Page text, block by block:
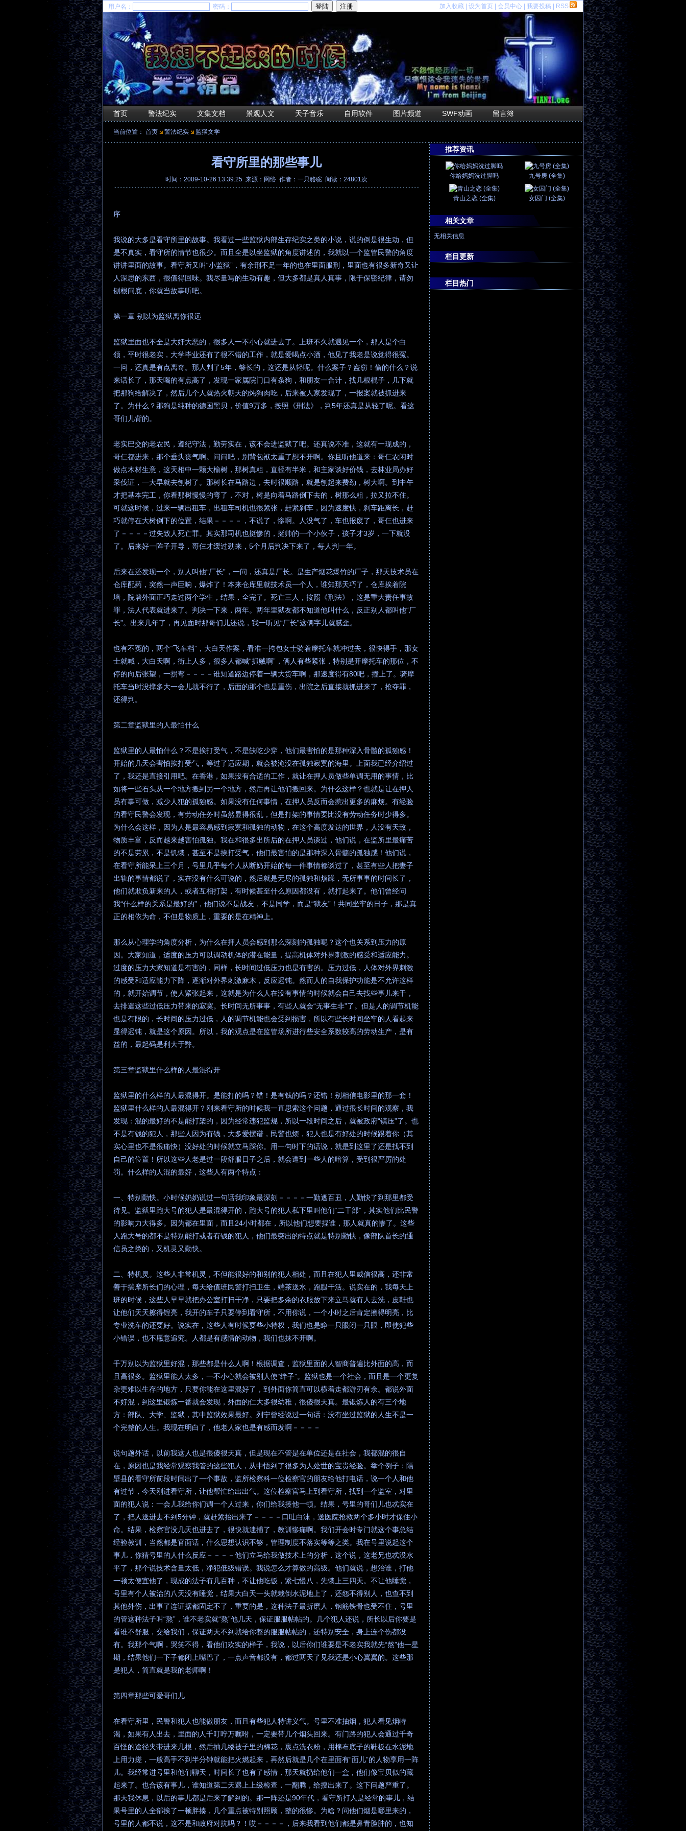
用户名： 密码： 加入收藏 设为首页 会员中心 我要投稿 RSS
首页 警法纪实 文集文档 景观人文 天子音乐 自用软件 图片频道 SWF动画 留言簿
当前位置： 首页 警法纪实 监狱文学
看守所里的那些事儿
时间：2009-10-26 13:39:25 来源： 网络作者：一只骆驼 阅读：24801次
序
我说的大多是看守所里的故事。我看过一些监狱内部生存纪实之类的小说，说的倒是很生动，但
是不真实，看守所的情节也很少。而且全是以坐监狱的角度讲述的，我就以一个监管民警的角度
讲讲里面的故事。看守所又叫“小监狱”，有余刑不足一年的也在里面服刑，里面也有很多新奇又让
人深思的东西，很值得回味。我尽量写的生动有趣，但大多都是真人真事，限于保密纪律，请勿
刨根问底，你就当故事听吧。
第一章 别以为监狱离你很远
监狱里面也不全是大奸大恶的，很多人一不小心就进去了。上班不久就遇见一个，那人是个白
领，平时很老实，大学毕业还有了很不错的工作，就是爱喝点小酒，他见了我老是说觉得很冤。
一问，还真是有点离奇。那人判了5年，够长的，这还是从轻呢。什么案子？盗窃！偷的什么？说
来话长了，那天喝的有点高了，发现一家属院门口有条狗，和朋友一合计，找几根棍子，几下就
把那狗给解决了，然后几个人就热火朝天的炖狗肉吃，后来被人家发现了，一报案就被抓进来
了。为什么？那狗是纯种的德国黑贝，价值9万多，按照《刑法》，判5年还真是从轻了呢。看这
哥们儿背的。
老实巴交的老农民，遵纪守法，勤劳实在，该不会进监狱了吧。还真说不准，这就有一现成的，
哥仨都进来，那个垂头丧气啊。问问吧，别背包袱太重了想不开啊。你且听他道来：哥仨农闲时
做点木材生意，这天相中一颗大榆树，那树真粗，直径有半米，和主家谈好价钱，去林业局办好
采伐证，一大早就去刨树了。那树长在马路边，去时很顺路，就是刨起来费劲，树大啊。到中午
才把基本完工，你看那树慢慢的弯了，不对，树是向着马路倒下去的，树那么粗，拉又拉不住。
可就这时候，过来一辆出租车，出租车司机也很紧张，赶紧刹车，因为速度快，刹车距离长，赶
巧就停在大树倒下的位置，结果－－－－，不说了，惨啊。人没气了，车也报废了，哥仨也进来
了－－－－过失致人死亡罪。其实那司机也挺惨的，挺帅的一个小伙子，孩子才3岁，一下就没
了。后来好一阵子开导，哥仨才缓过劲来，5个月后判决下来了，每人判一年。
后来在还发现一个，别人叫他“厂长”，一问，还真是厂长。是生产烟花爆竹的厂子，那天技术员在
仓库配药，突然一声巨响，爆炸了！本来仓库里就技术员一个人，谁知那天巧了，仓库挨着院
墙，院墙外面正巧走过两个学生，结果，全完了。死亡三人，按照《刑法》，这是重大责任事故
罪，法人代表就进来了。判决一下来，两年。两年里狱友都不知道他叫什么，反正别人都叫他“厂
长”。出来几年了，再见面时那哥们儿还说，我一听见“厂长”这俩字儿就腻歪。
也有不冤的，两个“飞车档”，大白天作案，看准一挎包女士骑着摩托车就冲过去，很快得手，那女
士就喊，大白天啊，街上人多，很多人都喊“抓贼啊”，俩人有些紧张，特别是开摩托车的那位，不
停的向后张望，一拐弯－－－－谁知道路边停着一辆大货车啊，那速度得有80吧，撞上了。骑摩
托车当时没撑多大一会儿就不行了，后面的那个也是重伤，出院之后直接就抓进来了，抢夺罪，
还得判。
第二章监狱里的人最怕什么
监狱里的人最怕什么？不是挨打受气，不是缺吃少穿，他们最害怕的是那种深入骨髓的孤独感！
开始的几天会害怕挨打受气，等过了适应期，就会被淹没在孤独寂寞的海里。上面我已经介绍过
了，我还是直接引用吧。在香港，如果没有合适的工作，就让在押人员做些单调无用的事情，比
如将一些石头从一个地方搬到另一个地方，然后再让他们搬回来。为什么这样？也就是让在押人
员有事可做，减少人犯的孤独感。如果没有任何事情，在押人员反而会惹出更多的麻烦。有经验
的看守民警会发现，有劳动任务时虽然显得很乱，但是打架的事情要比没有劳动任务时少得多。
为什么会这样，因为人是最容易感到寂寞和孤独的动物，在这个高度发达的世界，人没有天敌，
物质丰富，反而越来越害怕孤独。我在和很多出所后的在押人员谈过，他们说，在监所里最痛苦
的不是劳累，不是饥饿，甚至不是挨打受气，他们最害怕的是那种深入骨髓的孤独感！他们说，
在看守所能呆上三个月，号里几乎每个人从断奶开始的每一件事情都谈过了，甚至有些人把妻子
出轨的事情都说了，实在没有什么可说的，然后就是无尽的孤独和烦躁，无所事事的时间长了，
他们就欺负新来的人，或者互相打架，有时候甚至什么原因都没有，就打起来了。他们曾经问
我“什么样的关系是最好的”，他们说不是战友，不是同学，而是“狱友”！共同坐牢的日子，那是真
正的相依为命，不但是物质上，重要的是在精神上。
那么从心理学的角度分析，为什么在押人员会感到那么深刻的孤独呢？这个也关系到压力的原
因。大家知道，适度的压力可以调动机体的潜在能量，提高机体对外界刺激的感受和适应能力。
过度的压力大家知道是有害的，同样，长时间过低压力也是有害的。压力过低，人体对外界刺激
的感受和适应能力下降，逐渐对外界刺激麻木，反应迟钝。然而人的自我保护功能是不允许这样
的，就开始调节，使人紧张起来，这就是为什么人在没有事情的时候就会自己去找些事儿来干，
去排遣这些过低压力带来的寂寞。长时间无所事事，有些人就会“无事生非”了。但是人的调节机能
也是有限的，长时间的压力过低，人的调节机能也会受到损害，所以有些长时间坐牢的人看起来
显得迟钝，就是这个原因。所以，我的观点是在监管场所进行些安全系数较高的劳动生产，是有
益的，最起码是利大于弊。
第三章监狱里什么样的人最混得开
监狱里的什么样的人最混得开。是能打的吗？错！是有钱的吗？还错！别相信电影里的那一套！
监狱里什么样的人最混得开？刚来看守所的时候我一直思索这个问题，通过很长时间的观察，我
发现：混的最好的不是能打架的，因为经常违犯监规，所以一段时间之后，就被政府“镇压”了。也
不是有钱的犯人，那些人因为有钱，大多爱摆谱，民警也烦，犯人也是有好处的时候跟着你（其
实心里也不是很痛快）没好处的时候就立马踩你。用一句时下的话说，就是到这里了还是找不到
自己的位置！所以这些人老是过一段舒服日子之后，就会遭到一些人的暗算，受到很严厉的处
罚。什么样的人混的最好，这些人有两个特点：
一、特别勤快。小时候奶奶说过一句话我印象最深刻－－－－一勤遮百丑，人勤快了到那里都受
待见。监狱里跑大号的犯人是最混得开的，跑大号的犯人私下里叫他们“二干部”，其实他们比民警
的影响力大得多。因为都在里面，而且24小时都在，所以他们想要捏谁，那人就真的惨了。这些
人跑大号的都不是特别能打或者有钱的犯人，他们最突出的特点就是特别勤快，像部队首长的通
信员之类的，又机灵又勤快。
二、特机灵。这些人非常机灵，不但能很好的和别的犯人相处，而且在犯人里威信很高，还非常
善于揣摩所长们的心理，每天给值班民警打扫卫生，端茶送水，跑腿干活。说实在的，我每天上
班的时候，这些人早早就把办公室打扫干净，只要把多余的衣服放下来立马就有人去洗，皮鞋也
让他们天天擦得锃亮，我开的车子只要停到看守所，不用你说，一个小时之后肯定擦得明亮，比
专业洗车的还要好。说实在，这些人有时候耍些小特权，我们也是睁一只眼闭一只眼，即使犯些
小错误，也不愿意追究。人都是有感情的动物，我们也抹不开啊。
千万别以为监狱里好混，那些都是什么人啊！根据调查，监狱里面的人智商普遍比外面的高，而
且高很多。监狱里能人太多，一不小心就会被别人使“绊子”。监狱也是一个社会，而且是一个更复
杂更难以生存的地方，只要你能在这里混好了，到外面你简直可以横着走都游刃有余。都说外面
不好混，到这里锻炼一番就会发现，外面的仁大多很幼稚，很傻很天真。最锻炼人的有三个地
方：部队、大学、监狱，其中监狱效果最好。列宁曾经说过一句话：没有坐过监狱的人生不是一
个完整的人生。我现在明白了，他老人家也是有感而发啊－－－－
说句题外话，以前我这人也是很傻很天真，但是现在不管是在单位还是在社会，我都混的很自
在，原因也是我经常观察我管的这些犯人，从中悟到了很多为人处世的宝贵经验。举个例子：隔
壁县的看守所前段时间出了一个事故，监所检察科一位检察官的朋友给他打电话，说一个人和他
有过节，今天刚进看守所，让他帮忙给出出气。这位检察官马上到看守所，找到一个监室，对里
面的犯人说：一会儿我给你们调一个人过来，你们给我揍他一顿。结果，号里的哥们儿也忒实在
了，把人送进去不到5分钟，就赶紧抬出来了－－－－口吐白沫，送医院抢救两个多小时才保住小
命。结果，检察官没几天也进去了，很快就逮捕了，教训惨痛啊。我们开会时专门就这个事总结
经验教训，当然都是官面话，什么思想认识不够，管理制度不落实等等之类。我在号里说起这个
事儿，你猜号里的人什么反应－－－－他们立马给我做技术上的分析，这个说，这老兄也忒没水
平了，那个说技术含量太低，净犯低级错误。我说怎么才算做的高级。他们就说，想治谁，打他
一顿太便宜他了，现成的法子有几百种，不让他吃饭，紧七慢八，先饿上三四天。不让他睡觉，
号里有个人被治的八天没有睡觉，结果大白天一头就栽倒水泥地上了，还怨不得别人，也查不到
其他外伤，出事了连证据都固定不了，重要的是，这种法子最折磨人，钢筋铁骨也受不住，号里
的管这种法子叫“熬”，谁不老实就“熬”他几天，保证服服帖帖的。几个犯人还说，所长以后你要是
看谁不舒服，交给我们，保证两天不到就给你整的服服帖帖的，还特别安全，身上连个伤都没
有。我那个气啊，哭笑不得，看他们欢实的样子，我说，以后你们谁要是不老实我就先“熬”他一星
期，结果他们一下子都闭上嘴巴了，一点声音都没有，都过两天了见我还是小心翼翼的。这些那
是犯人，简直就是我的老师啊！
第四章那些可爱哥们儿
在看守所里，民警和犯人也能做朋友，而且有些犯人特讲义气。号里不准抽烟，犯人看见烟特
渴，如果有人出去，里面的人千叮咛万嘱咐，一定要带几个烟头回来。有门路的犯人会通过千奇
百怪的途径夹带进来几根，然后抽几缕被子里的棉花，裹点洗衣粉，用棉布底子的鞋板在水泥地
上用力搓，一般高手不到半分钟就能把火燃起来，再然后就是几个在里面有“面儿”的人物享用一阵
儿。我经常进号里和他们聊天，时间长了也有了感情，那天就扔给他们一盒，他们像宝贝似的藏
起来了。也合该有事儿，谁知道第二天遇上上级检查，一翻腾，给搜出来了。这下问题严重了。
那天我休息，以后的事儿都是后来了解到的。那一阵还是90年代，看守所打人是经常的事儿，结
果号里的人全部挨了一顿胖揍，几个重点被特别照顾，整的很惨。为啥？问他们烟是哪里来的，
号里的人都不说，这不是和政府对抗吗？！哎－－－－，后来我看到他们都是鼻青脸肿的，也知
推荐资讯
你给妈妈洗过脚吗 九号房 (全集)
青山之恋 (全集) 女囚门 (全集)
相关文章
无相关信息
栏目更新
栏目热门